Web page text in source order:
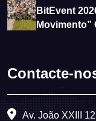
BitEvent
Contacte-
Av. João XXIII